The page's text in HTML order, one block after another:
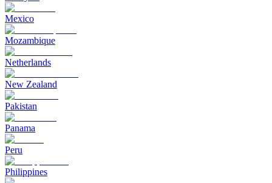
Mexico
Mozambique
Netherlands
New Zealand
Pakistan
Panama
Peru
Philippines